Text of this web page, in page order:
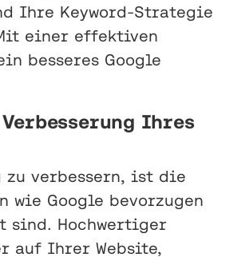
Ihre Keyword-Strategie
einer effektiven
besseres Google
Ihres
zu verbessern, ist die
wie Google bevorzugen
Hochwertiger
auf Ihrer Website,